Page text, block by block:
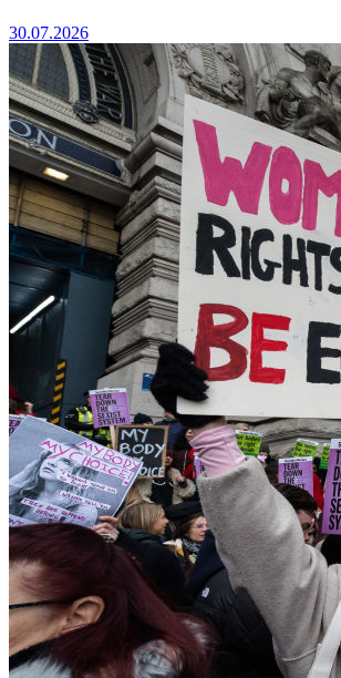
30.07.2026